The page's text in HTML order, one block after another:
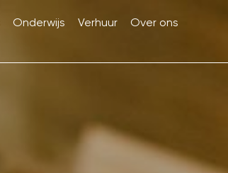
Onderwijs Verhuur
Over ons